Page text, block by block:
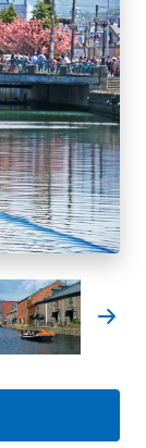
Face
book